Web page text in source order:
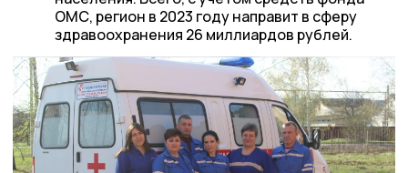
ОМС, регион в 2023 году направит в сферу
здравоохранения 26 миллиардов рублей.